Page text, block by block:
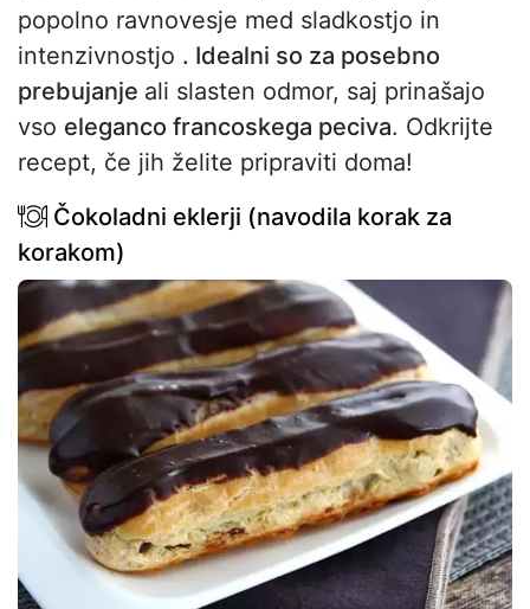
popolno ravnovesje med sladkostjo in
intenzivnostjo . Idealni so za posebno
prebujanje ali slasten odmor, saj prinašajo
vso eleganco francoskega peciva. Odkrijte
recept, če jih želite pripraviti doma!
Čokoladni eklerji (navodila korak za
korakom)